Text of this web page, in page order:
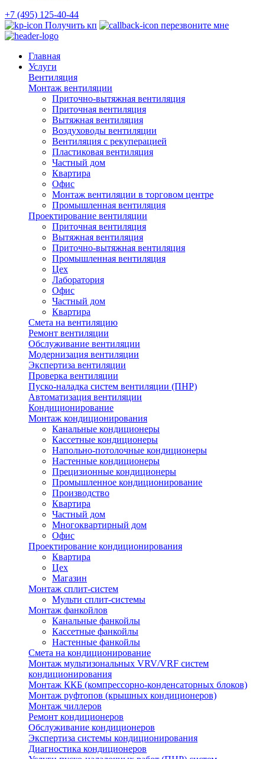
+7 (495) 125-40-44
Получить кп
перезвоните мне
Главная
Услуги
Вентиляция
Монтаж вентиляции
Приточно-вытяжная вентиляция
Приточная вентиляция
Вытяжная вентиляция
Воздуховоды вентиляции
Вентиляция с рекуперацией
Пластиковая вентиляция
Частный дом
Квартира
Офис
Монтаж вентиляции в торговом центре
Промышленная вентиляция
Проектирование вентиляции
Приточная вентиляция
Вытяжная вентиляция
Приточно-вытяжная вентиляция
Промышленная вентиляция
Цех
Лаборатория
Офис
Частный дом
Квартира
Смета на вентиляцию
Ремонт вентиляции
Обслуживание вентиляции
Модернизация вентиляции
Экспертиза вентиляции
Проверка вентиляции
Пуско-наладка систем вентиляции (ПНР)
Автоматизация вентиляции
Кондиционирование
Монтаж кондиционирования
Канальные кондиционеры
Кассетные кондиционеры
Напольно-потолочные кондиционеры
Настенные кондиционеры
Прецизионные кондиционеры
Промышленное кондиционирование
Производство
Квартира
Частный дом
Многоквартирный дом
Офис
Проектирование кондиционирования
Квартира
Цех
Магазин
Монтаж сплит-систем
Мульти сплит-системы
Монтаж фанкойлов
Канальные фанкойлы
Кассетные фанкойлы
Настенные фанкойлы
Смета на кондиционирование
Монтаж мультизональных VRV/VRF систем
кондиционирования
Монтаж ККБ (компрессорно-конденсаторных блоков)
Монтаж руфтопов (крышных кондиционеров)
Монтаж чиллеров
Ремонт кондиционеров
Обслуживание кондиционеров
Экспертиза системы кондиционирования
Диагностика кондиционеров